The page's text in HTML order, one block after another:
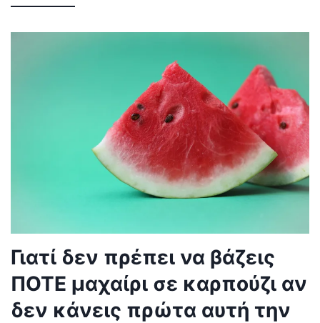
Γιατί δεν πρέπει να βάζεις
ΠΟΤΕ μαχαίρι σε καρπούζι αν
δεν κάνεις πρώτα αυτή την